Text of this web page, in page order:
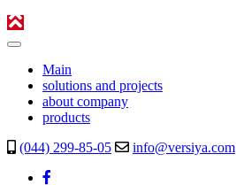
Main
solutions and projects
about company
products
(044) 299-85-05
info@versiya.com